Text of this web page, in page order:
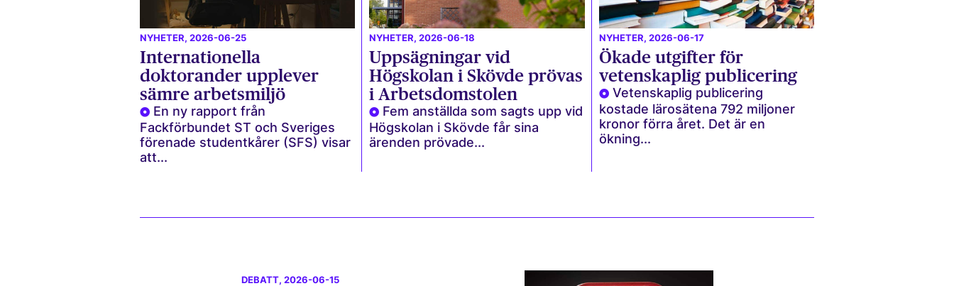
NYHETER, 2026-06-25
Internationella
doktorander upplever
sämre arbetsmiljö
En ny rapport från
Fackförbundet ST och Sveriges
förenade studentkårer (SFS) visar
att...
NYHETER, 2026-06-18
Uppsägningar vid
Högskolan i Skövde prövas
i Arbetsdomstolen
Fem anställda som sagts upp vid
Högskolan i Skövde får sina
ärenden prövade...
NYHETER, 2026-06-17
Ökade utgifter för
vetenskaplig publicering
Vetenskaplig publicering
kostade lärosätena 792 miljoner
kronor förra året. Det är en
ökning...
DEBATT, 2026-06-15